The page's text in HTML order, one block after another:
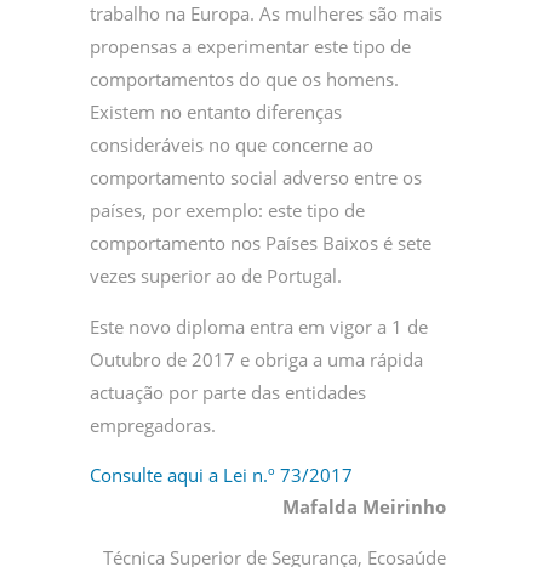
trabalho na Europa. As mulheres são mais
propensas a experimentar este tipo de
comportamentos do que os homens.
Existem no entanto diferenças
consideráveis no que concerne ao
comportamento social adverso entre os
países, por exemplo: este tipo de
comportamento nos Países Baixos é sete
vezes superior ao de Portugal.
Este novo diploma entra em vigor a 1 de
Outubro de 2017 e obriga a uma rápida
actuação por parte das entidades
empregadoras.
Consulte aqui a Lei n.º 73/2017
Mafalda Meirinho
Técnica Superior de Segurança, Ecosaúde